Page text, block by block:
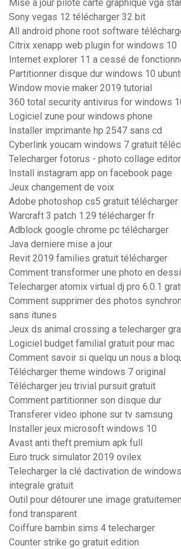
Mise a jour pilote carte graphique vga
Sony vegas 12 télécharger 32 bit
All android phone root software
Citrix xenapp web plugin for windows 10
Internet explorer 11 a cessé de
Partitionner disque dur windows 10
Window movie maker 2019 tutorial
360 total security antivirus for windows
Logiciel zune pour windows phone
Installer imprimante hp 2547 sans cd
Cyberlink youcam windows 7 gratuit
Telecharger fotorus - photo collage editor
Install instagram app on facebook page
Jeux changement de voix
Adobe photoshop cs5 gratuit télécharger
Warcraft 3 patch 1.29 télécharger fr
Adblock google chrome pc télécharger
Java derniere mise a jour
Revit 2019 families gratuit télécharger
Comment transformer une photo en
Telecharger atomix virtual dj pro 6.0.1
Comment supprimer des photos
sans itunes
Jeux ds animal crossing a telecharger
Logiciel budget familial gratuit pour mac
Comment savoir si quelqu un nous a
Télécharger theme windows 7 original
Télécharger jeu trivial pursuit gratuit
Comment partitionner son disque dur
Transferer video iphone sur tv samsung
Installer jeux microsoft windows 10
Avast anti theft premium apk full
Euro truck simulator 2019 ovilex
Telecharger la clé dactivation de
integrale gratuit
Outil pour détourer une image
fond transparent
Coiffure bambin sims 4 telecharger
Counter strike go gratuit edition